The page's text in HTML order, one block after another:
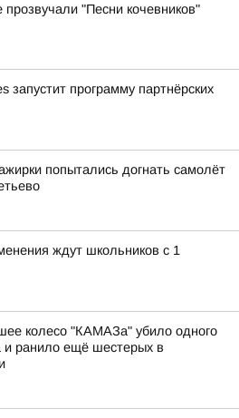
"Песни кочевников"
запустит программу партнёрских
попытались догнать самолёт
ждут школьников с 1
колесо "КАМАЗа" убило одного
и ранило ещё шестерых в